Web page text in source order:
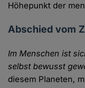
Höhepunkt der
Abschied vom
Im Menschen ist
selbst bewusst
diesem Planeten,